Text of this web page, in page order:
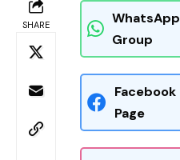
SHARE
WhatsApp
Group
Facebook
Page